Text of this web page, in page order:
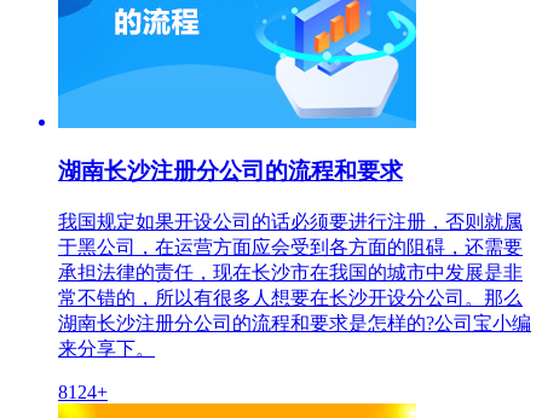
湖南长沙注册分公司的流程和要求
我国规定如果开设公司的话必须要进行注册，否则就属
于黑公司，在运营方面应会受到各方面的阻碍，还需要
承担法律的责任，现在长沙市在我国的城市中发展是非
常不错的，所以有很多人想要在长沙开设分公司。那么
湖南长沙注册分公司的流程和要求是怎样的?公司宝小编
来分享下。
8124+